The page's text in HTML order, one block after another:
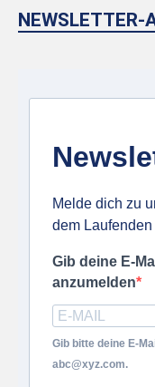
NEWSLETTER-
Melde dich zu
dem
Gib deine E-
anzumelden
Gib bitte deine E-
abc@xyz.com.